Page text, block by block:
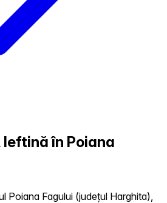
Ieftină în Poiana
Poiana Fagului (județul Harghita),